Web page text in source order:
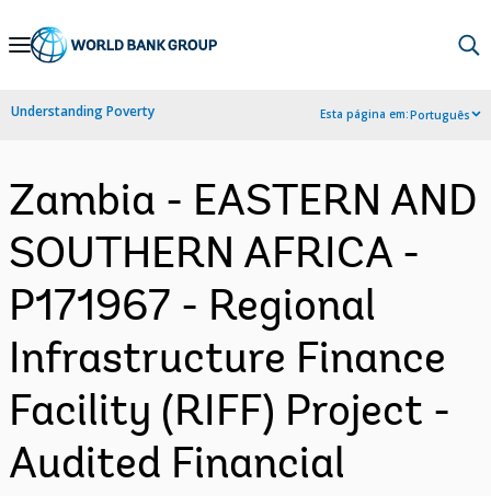
Skip
Navigation
Understanding Poverty Esta página em:Português
Zambia - EASTERN AND
SOUTHERN AFRICA -
P171967 - Regional
Infrastructure Finance
Facility (RIFF) Project -
Audited Financial